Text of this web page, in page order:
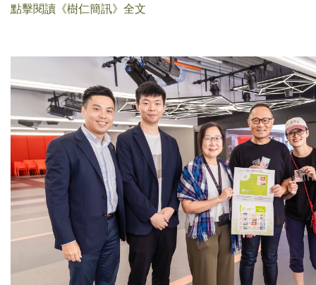
點擊閱讀《樹仁簡訊》全文